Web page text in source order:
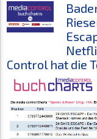
Control hat die